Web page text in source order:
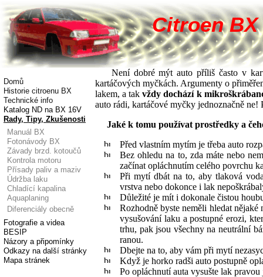
Citroen BX
Domů
Historie citroenu BX
Technické info
Katalog ND na BX 16V
Rady, Tipy, Zkušenosti
Manuál BX
Fotonávody BX
Závady brzd. kotoučů
Kontrola motoru
Přísady paliv a maziv
Údržba laku
Chladící kapalina
Aquaplaning
Diferenciály obecně
Fotografie a videa
BESIP
Názory a připomínky
Odkazy na další stránky
Mapa stránek
Není dobré mýt auto příliš často v
kartáčových myčkách. Argumenty o
lakem, a tak vždy dochází k
auto rádi, kartáčové myčky jednoznačně ne!
Jaké k tomu používat prostředky a
Před vlastním mytím je třeba auto
Bez ohledu na to, zda máte nebo
začínat opláchnutím celého povrchu
Při mytí dbát na to, aby tlaková
vrstva nebo dokonce i lak
Důležité je mít i dokonale čistou
Rozhodně byste neměli hledat
vysušování laku a postupné erozi,
trhu, pak jsou všechny na neutrální
ranou.
Dbejte na to, aby vám při mytí
Když je horko radši auto postupně
Po opláchnutí auta vysušte lak